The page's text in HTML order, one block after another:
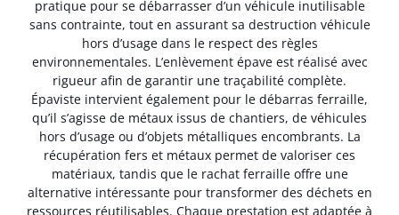
pratique pour se débarrasser d’un véhicule inutilisable
sans contrainte, tout en assurant sa destruction véhicule
hors d’usage dans le respect des règles
environnementales. L’enlèvement épave est réalisé avec
rigueur afin de garantir une traçabilité complète.
Épaviste intervient également pour le débarras ferraille,
qu’il s’agisse de métaux issus de chantiers, de véhicules
hors d’usage ou d’objets métalliques encombrants. La
récupération fers et métaux permet de valoriser ces
matériaux, tandis que le rachat ferraille offre une
alternative intéressante pour transformer des déchets en
ressources réutilisables. Chaque prestation est adaptée à